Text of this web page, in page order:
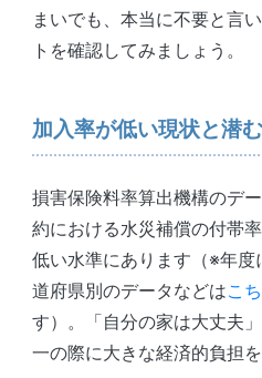
まいでも、本当に不要と言
トを確認してみましょう。
加入率が低い現状と潜
損害保険料率算出機構のデ
約における水災補償の付帯
低い水準にあります（※年
道府県別のデータなどはこ
す）。「自分の家は大丈夫
一の際に大きな経済的負担